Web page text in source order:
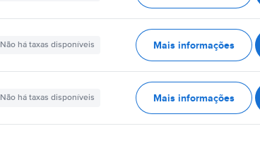
Não há taxas disponíveis Mais informações
Não há taxas disponíveis Mais informações